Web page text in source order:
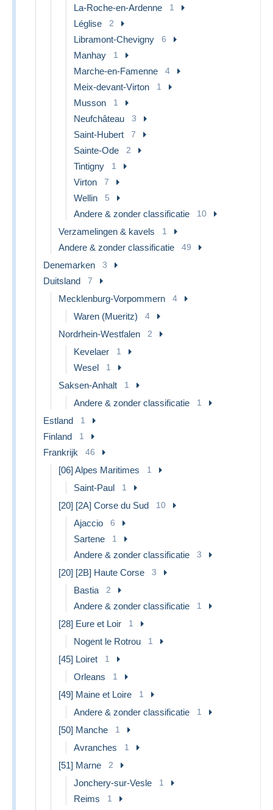
La-Roche-en-Ardenne 1
Léglise 2
Libramont-Chevigny 6
Manhay 1
Marche-en-Famenne 4
Meix-devant-Virton 1
Musson 1
Neufchâteau 3
Saint-Hubert 7
Sainte-Ode 2
Tintigny 1
Virton 7
Wellin 5
Andere & zonder classificatie 10
Verzamelingen & kavels 1
Andere & zonder classificatie 49
Denemarken 3
Duitsland 7
Mecklenburg-Vorpommern 4
Waren (Mueritz) 4
Nordrhein-Westfalen 2
Kevelaer 1
Wesel 1
Saksen-Anhalt 1
Andere & zonder classificatie 1
Estland 1
Finland 1
Frankrijk 46
[06] Alpes Maritimes 1
Saint-Paul 1
[20] [2A] Corse du Sud 10
Ajaccio 6
Sartene 1
Andere & zonder classificatie 3
[20] [2B] Haute Corse 3
Bastia 2
Andere & zonder classificatie 1
[28] Eure et Loir 1
Nogent le Rotrou 1
[45] Loiret 1
Orleans 1
[49] Maine et Loire 1
Andere & zonder classificatie 1
[50] Manche 1
Avranches 1
[51] Marne 2
Jonchery-sur-Vesle 1
Reims 1